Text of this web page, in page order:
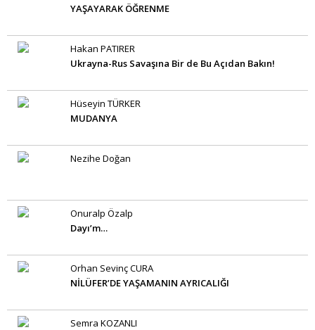
YAŞAYARAK ÖĞRENME
Hakan PATIRER
Ukrayna-Rus Savaşına Bir de Bu Açıdan Bakın!
Hüseyin TÜRKER
MUDANYA
Nezihe Doğan
Onuralp Özalp
Dayı’m…
Orhan Sevinç CURA
NİLÜFER’DE YAŞAMANIN AYRICALIĞI
Semra KOZANLI